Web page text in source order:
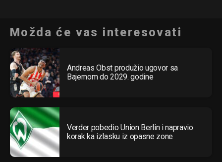
Možda će vas interesovati
Andreas Obst produžio ugovor sa
Bajernom do 2029. godine
Verder pobedio Union Berlin i napravio
korak ka izlasku iz opasne zone